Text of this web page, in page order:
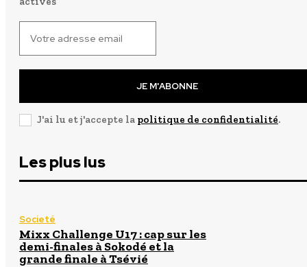
JE M'ABONNE
J'ai lu et j'accepte la politique de confidentialité.
Les plus lus
Societé
Mixx Challenge U17 : cap sur les
demi-finales à Sokodé et la
grande finale à Tsévié